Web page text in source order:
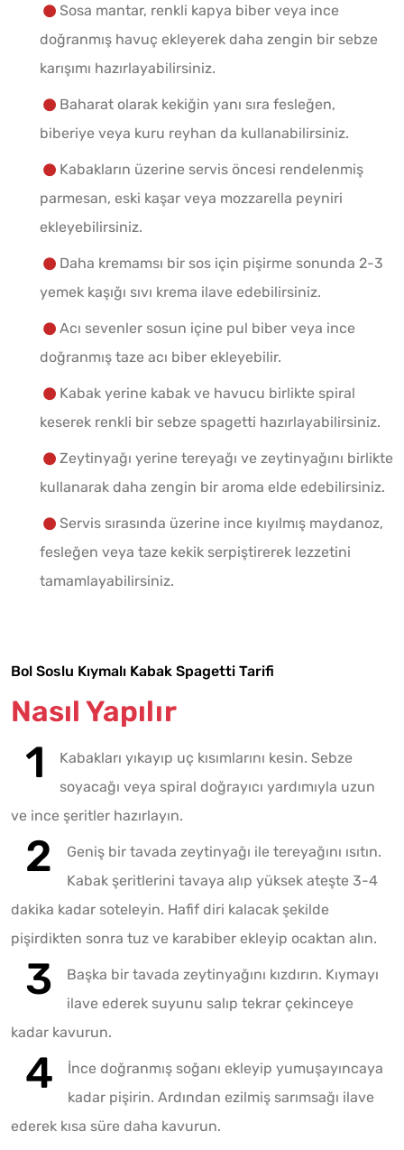
Sosa mantar, renkli kapya biber veya ince
doğranmış havuç ekleyerek daha zengin bir sebze
karışımı hazırlayabilirsiniz.
Baharat olarak kekiğin yanı sıra fesleğen,
biberiye veya kuru reyhan da kullanabilirsiniz.
Kabakların üzerine servis öncesi rendelenmiş
parmesan, eski kaşar veya mozzarella peyniri
ekleyebilirsiniz.
Daha kremamsı bir sos için pişirme sonunda 2-3
yemek kaşığı sıvı krema ilave edebilirsiniz.
Acı sevenler sosun içine pul biber veya ince
doğranmış taze acı biber ekleyebilir.
Kabak yerine kabak ve havucu birlikte spiral
keserek renkli bir sebze spagetti hazırlayabilirsiniz.
Zeytinyağı yerine tereyağı ve zeytinyağını birlikte
kullanarak daha zengin bir aroma elde edebilirsiniz.
Servis sırasında üzerine ince kıyılmış maydanoz,
fesleğen veya taze kekik serpiştirerek lezzetini
tamamlayabilirsiniz.
Bol Soslu Kıymalı Kabak Spagetti Tarifi
Nasıl Yapılır
Kabakları yıkayıp uç kısımlarını kesin. Sebze
soyacağı veya spiral doğrayıcı yardımıyla uzun
ve ince şeritler hazırlayın.
Geniş bir tavada zeytinyağı ile tereyağını ısıtın.
Kabak şeritlerini tavaya alıp yüksek ateşte 3-4
dakika kadar soteleyin. Hafif diri kalacak şekilde
pişirdikten sonra tuz ve karabiber ekleyip ocaktan alın.
Başka bir tavada zeytinyağını kızdırın. Kıymayı
ilave ederek suyunu salıp tekrar çekinceye
kadar kavurun.
İnce doğranmış soğanı ekleyip yumuşayıncaya
kadar pişirin. Ardından ezilmiş sarımsağı ilave
ederek kısa süre daha kavurun.